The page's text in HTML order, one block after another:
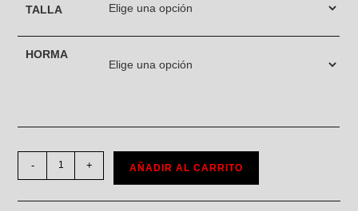
TALLA
HORMA
- + AÑADIR AL CARRITO